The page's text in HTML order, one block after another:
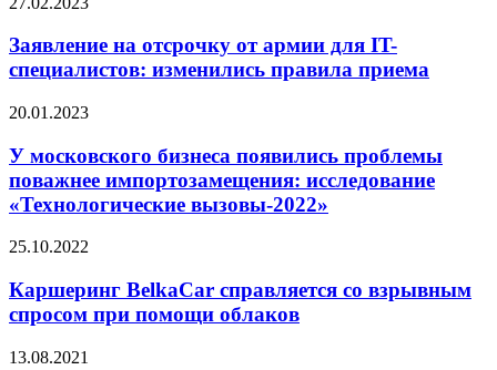
Заявление на отсрочку от армии для IT-
специалистов: изменились правила приема
20.01.2023
У московского бизнеса появились проблемы
поважнее импортозамещения: исследование
«Технологические вызовы-2022»
25.10.2022
Каршеринг BelkaCar справляется со взрывным
спросом при помощи облаков
13.08.2021